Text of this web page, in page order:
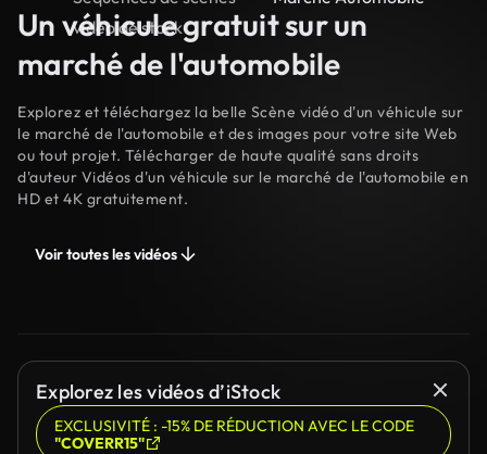
vidéo de stock
Un véhicule gratuit sur un
marché de l'automobile
Explorez et téléchargez la belle Scène vidéo d'un véhicule sur
le marché de l'automobile et des images pour votre site Web
ou tout projet. Télécharger de haute qualité sans droits
d'auteur Vidéos d'un véhicule sur le marché de l'automobile en
HD et 4K gratuitement.
Voir toutes les vidéos
Explorez les vidéos d’iStock
EXCLUSIVITÉ : -15% DE RÉDUCTION AVEC LE CODE
"COVERR15"